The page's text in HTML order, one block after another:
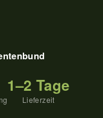
1–2 Tage
Lieferzeit